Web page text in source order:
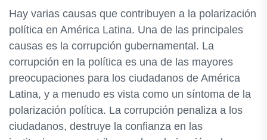
Hay varias causas que contribuyen a la polarización
política en América Latina. Una de las principales
causas es la corrupción gubernamental. La
corrupción en la política es una de las mayores
preocupaciones para los ciudadanos de América
Latina, y a menudo es vista como un síntoma de la
polarización política. La corrupción penaliza a los
ciudadanos, destruye la confianza en las